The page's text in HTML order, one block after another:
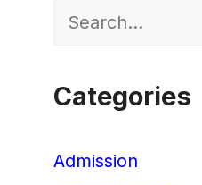
Search
Categories
Admission